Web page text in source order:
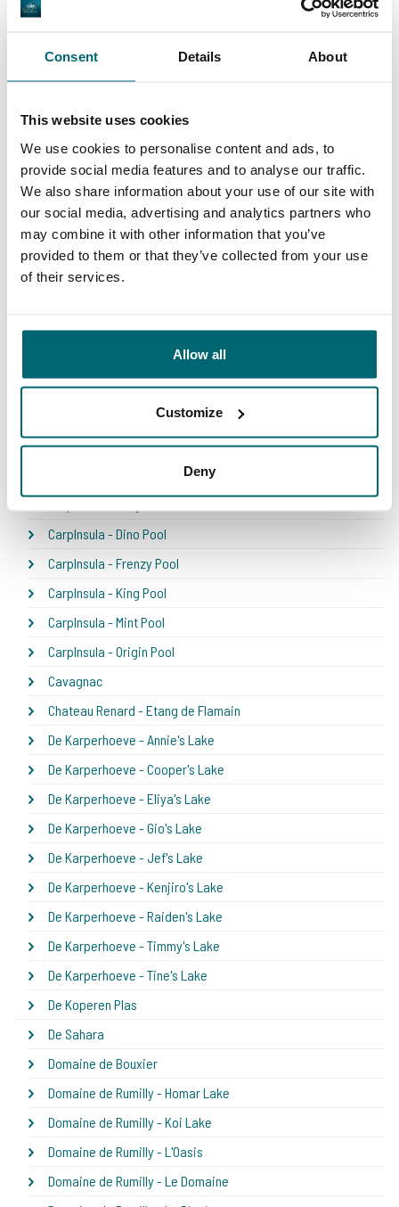
Consent Details About
This website uses cookies
We use cookies to personalise content and ads, to
provide social media features and to analyse our traffic.
We also share information about your use of our site with
our social media, advertising and analytics partners who
may combine it with other information that you’ve
provided to them or that they’ve collected from your use
of their services.
Allow all
Customize
Deny
Unser Angebot
* NEW * Karperdroom - Artjeswiel
* NEW * Karperdroom - Extreme
Bel Eaux - Belforet
Bel Eaux - Belvare
Bel Eaux - Etang du Yeti
Bel'ecaille
Boux
CarpInsula - Dino Pool
CarpInsula - Frenzy Pool
CarpInsula - King Pool
CarpInsula - Mint Pool
CarpInsula - Origin Pool
Cavagnac
Chateau Renard - Etang de Flamain
De Karperhoeve - Annie's Lake
De Karperhoeve - Cooper's Lake
De Karperhoeve - Eliya's Lake
De Karperhoeve - Gio's Lake
De Karperhoeve - Jef's Lake
De Karperhoeve - Kenjiro's Lake
De Karperhoeve - Raiden's Lake
De Karperhoeve - Timmy's Lake
De Karperhoeve - Tine's Lake
De Koperen Plas
De Sahara
Domaine de Bouxier
Domaine de Rumilly - Homar Lake
Domaine de Rumilly - Koi Lake
Domaine de Rumilly - L'Oasis
Domaine de Rumilly - Le Domaine